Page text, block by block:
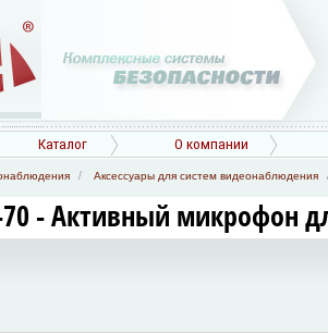
Каталог О компании
Аксессуары для систем видеонаблюдения
- Активный микрофон